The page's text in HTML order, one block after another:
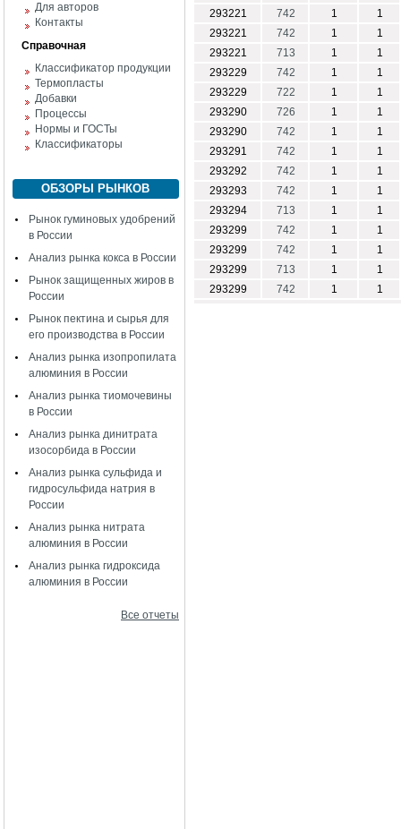
Для авторов
Контакты
Справочная
Классификатор продукции
Термопласты
Добавки
Процессы
Нормы и ГОСТы
Классификаторы
ОБЗОРЫ РЫНКОВ
Рынок гуминовых удобрений
в России
Анализ рынка кокса в России
Рынок защищенных жиров в
России
Рынок пектина и сырья для
его производства в России
Анализ рынка изопропилата
алюминия в России
Анализ рынка тиомочевины
в России
Анализ рынка динитрата
изосорбида в России
Анализ рынка сульфида и
гидросульфида натрия в
России
Анализ рынка нитрата
алюминия в России
Анализ рынка гидроксида
алюминия в России
Все отчеты
293221 742 1
1
293221
742 1
1
293221
713 1
1
293229
742 1
1
293229
722 1
1
293290
726 1
1
293290
742 1
1
293291
742 1
1
293292
742 1
1
293293
742 1
1
293294
713 1
1
293299
742 1
1
293299
742 1
1
293299
713 1
1
293299
742 1 1